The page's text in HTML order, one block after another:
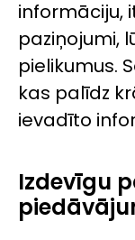
informāciju,
paziņojumi,
pielikumus.
kas palīdz
ievadīto
Izdevīgu